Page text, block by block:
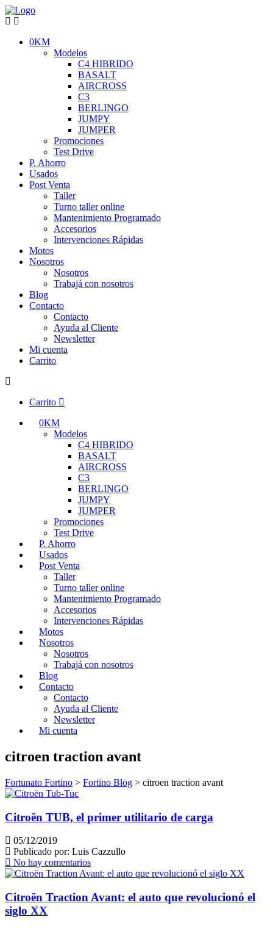
0KM
Modelos
C4 HIBRIDO
BASALT
AIRCROSS
C3
BERLINGO
JUMPY
JUMPER
Promociones
Test Drive
P. Ahorro
Usados
Post Venta
Taller
Turno taller online
Mantenimiento Programado
Accesorios
Intervenciones Rápidas
Motos
Nosotros
Nosotros
Trabajá con nosotros
Blog
Contacto
Contacto
Ayuda al Cliente
Newsletter
Mi cuenta
Carrito
Carrito
0KM
Modelos
C4 HIBRIDO
BASALT
AIRCROSS
C3
BERLINGO
JUMPY
JUMPER
Promociones
Test Drive
P. Ahorro
Usados
Post Venta
Taller
Turno taller online
Mantenimiento Programado
Accesorios
Intervenciones Rápidas
Motos
Nosotros
Nosotros
Trabajá con nosotros
Blog
Contacto
Contacto
Ayuda al Cliente
Newsletter
Mi cuenta
citroen traction avant
Fortunato Fortino > Fortino Blog > citroen traction avant
Citroën TUB, el primer utilitario de carga
05/12/2019
Publicado por: Luis Cazzullo
No hay comentarios
Citroën Traction Avant: el auto que revolucionó el
siglo XX